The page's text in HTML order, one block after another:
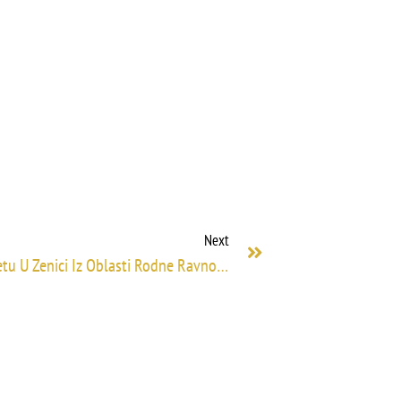
Next
Edukacije Nastavnog Osoblja Na Univerzitetu U Zenici Iz Oblasti Rodne Ravnopravnosti Održane Tokom Juna 2023. U Sklopu Projekta UNIGEM